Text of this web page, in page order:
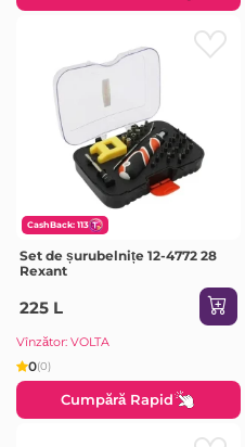
CashBack: 113
Set de șurubelnițe 12-4772 28
Rexant
225 L
Vînzător: VOLTA
0(0)
Cumpără Rapid